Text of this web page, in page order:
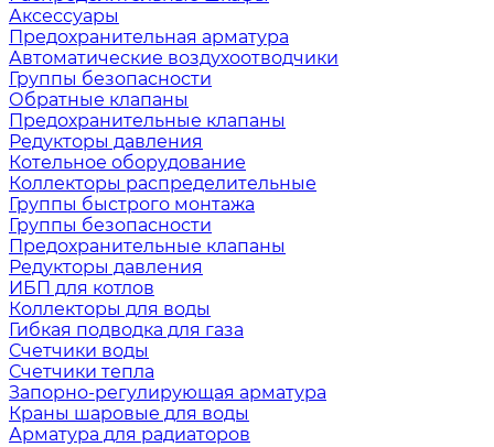
Аксессуары
Предохранительная арматура
Автоматические воздухоотводчики
Группы безопасности
Обратные клапаны
Предохранительные клапаны
Редукторы давления
Котельное оборудование
Коллекторы распределительные
Группы быстрого монтажа
Группы безопасности
Предохранительные клапаны
Редукторы давления
ИБП для котлов
Коллекторы для воды
Гибкая подводка для газа
Счетчики воды
Счетчики тепла
Запорно-регулирующая арматура
Краны шаровые для воды
Арматура для радиаторов